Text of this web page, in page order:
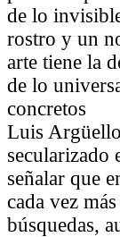
de lo
rostro y un
arte tiene la
de lo
concretos
Luis
secularizado
señalar que
cada vez
búsquedas,